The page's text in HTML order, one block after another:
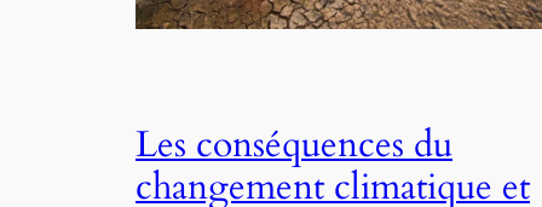
Les conséquences du
changement climatique et